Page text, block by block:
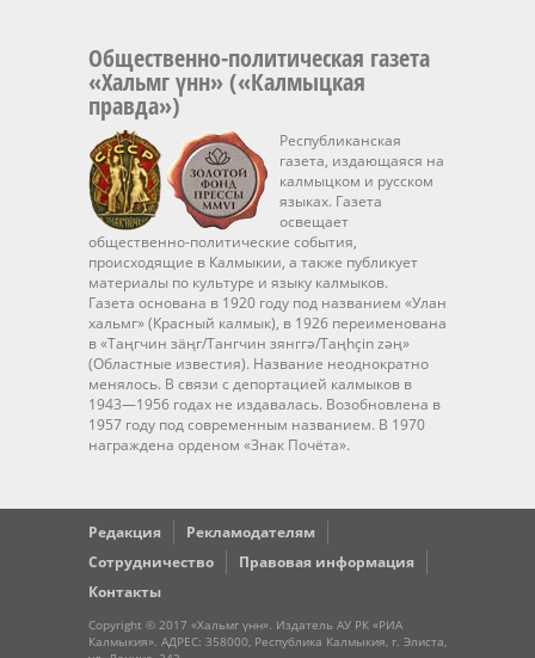
Общественно-политическая газета
«Хальмг үнн» («Калмыцкая
правда»)
Республиканская
газета, издающаяся на
калмыцком и русском
языках. Газета
освещает
общественно-политические события,
происходящие в Калмыкии, а также публикует
материалы по культуре и языку калмыков.
Газета основана в 1920 году под названием «Улан
хальмг» (Красный калмык), в 1926 переименована
в «Таңгчин зäңг/Тангчин зянггә/Taңhçin zәң»
(Областные известия). Название неоднократно
менялось. В связи с депортацией калмыков в
1943—1956 годах не издавалась. Возобновлена в
1957 году под современным названием. В 1970
награждена орденом «Знак Почёта».
Редакция
Рекламодателям
Сотрудничество
Правовая информация
Контакты
Copyright © 2017 «Хальмг үнн». Издатель АУ РК «РИА
Калмыкия». АДРЕС: 358000, Республика Калмыкия, г. Элиста,